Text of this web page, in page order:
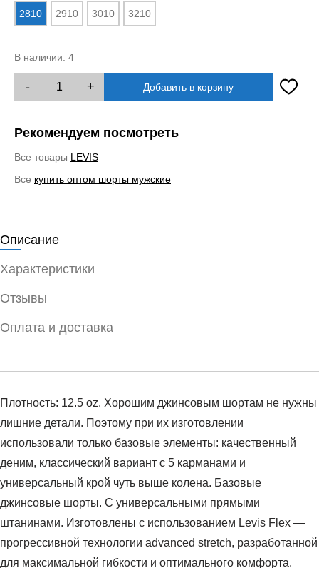
2810 2910 3010 3210
В наличии: 4
- + Добавить в корзину
Рекомендуем посмотреть
Все товары LEVIS
Все купить оптом шорты мужские
Описание
Характеристики
Отзывы
Оплата и доставка
Плотность: 12.5 oz. Хорошим джинсовым шортам не нужны
лишние детали. Поэтому при их изготовлении
использовали только базовые элементы: качественный
деним, классический вариант с 5 карманами и
универсальный крой чуть выше колена. Базовые
джинсовые шорты. С универсальными прямыми
штанинами. Изготовлены с использованием Levis Flex —
прогрессивной технологии advanced stretch, разработанной
для максимальной гибкости и оптимального комфорта.